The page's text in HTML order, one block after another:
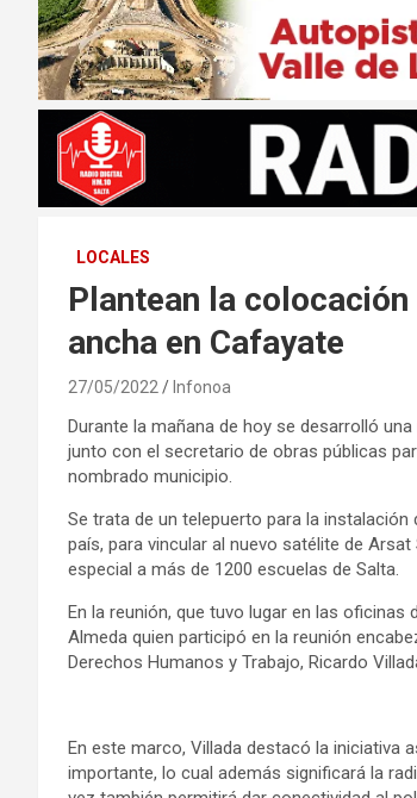
LOCALES
Plantean la
ancha en Cafayate
27/05/2022 Infonoa
Durante la mañana de hoy se desarrolló
junto con el secretario de obras públicas
nombrado municipio.
Se trata de un telepuerto para la
país, para vincular al nuevo satélite de
especial a más de 1200 escuelas de Salta.
En la reunión, que tuvo lugar en las oficinas
Almeda quien participó en la reunión
Derechos Humanos y Trabajo, Ricardo
En este marco, Villada destacó la iniciativa
importante, lo cual además significará la